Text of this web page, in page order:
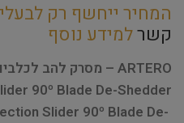
המחיר ייחשף רק
קשרלמידע נוסף
90º Blade De-Shedder
Slider 90º Blade De-